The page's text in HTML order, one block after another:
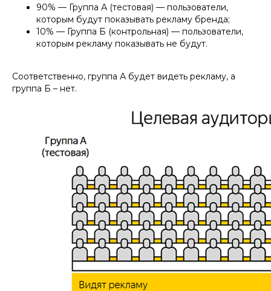
90% — Группа А (тестовая) — пользователи,
которым будут показывать рекламу бренда;
10% — Группа Б (контрольная) — пользователи,
которым рекламу показывать не будут.
Соответственно, группа А будет видеть рекламу, а
группа Б – нет.